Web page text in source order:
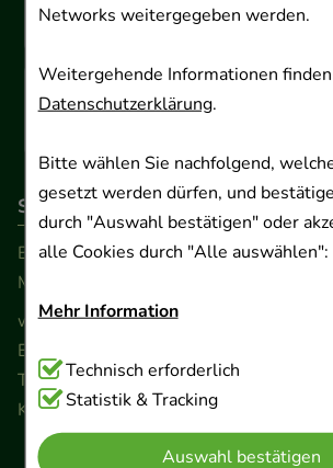
Networks weitergegeben werden.
Weitergehende Informationen
Datenschutzerklärung.
Bitte wählen Sie nachfolgend,
gesetzt werden dürfen, und
durch "Auswahl bestätigen" oder
alle Cookies durch "Alle auswählen":
Mehr Information
Technisch Notwendig:Hierbei
Cookies, die für die Grundfunktionen
Website notwendig sind (z.B.
Warenkorb, Kundenkonto), weshalb
Technisch erforderlich
Statistik & Tracking
Auswahl bestätigen
So erreichen Sie uns
Beratung und Kundenservice:
Montag - Freitag von 9.00 bis 17.00 Uhr
www.ApoSalis.de· E-Mail:
Ernst-August-Platz 2 · 30159 Hannover
Telefon 0511 89 71 80 0 · Fax 0511
Kontaktformular